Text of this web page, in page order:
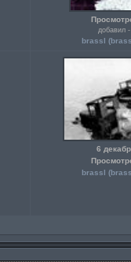
добавил
brassl
6
brassl